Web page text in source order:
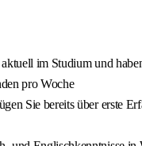
im Studium und
pro Woche
Sie bereits über erste